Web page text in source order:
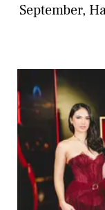
September,